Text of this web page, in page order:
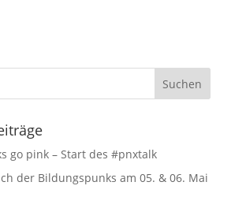
go pink – Start des #pnxtalk
der Bildungspunks am 05. & 06. Mai